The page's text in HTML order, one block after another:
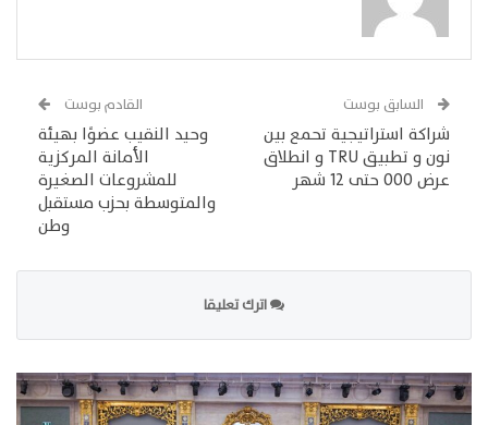
السابق بوست
شراكة استراتيجية تحمع بين
نون و تطبيق TRU و انطلاق
عرض 000 حتى 12 شهر
القادم بوست
وحيد النقيب عضوًا بهيئة
الأمانة المركزية
للمشروعات الصغيرة
والمتوسطة بحزب مستقبل
وطن
اترك تعليقا